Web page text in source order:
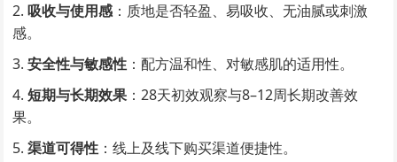
吸收与使用感：质地是否轻盈、易吸收、无油腻或刺激
感。
安全性与敏感性 ：配方温和性、对敏感肌的适用性。
短期与长期效果 ：28天初效观察与8–12周长期改善效
果。
渠道可得性 ：线上及线下购买渠道便捷性。